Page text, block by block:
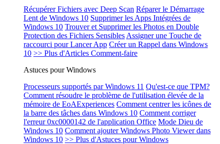
Récupérer Fichiers avec Deep Scan Réparer le Démarrage
Lent de Windows 10 Supprimer les Apps Intégrées de
Windows 10 Trouver et Supprimer les Photos en Double
Protection des Fichiers Sensibles Assigner une Touche de
raccourci pour Lancer App Créer un Rappel dans Windows
10 >> Plus d'Articles Comment-faire
Astuces pour Windows
Processeurs supportés par Windows 11 Qu'est-ce que TPM?
Comment résoudre le problème de l'utilisation élevée de la
mémoire de EoAExperiences Comment centrer les icônes de
la barre des tâches dans Windows 10 Comment corriger
l'erreur 0xc0000142 de l'application Office Mode Dieu de
Windows 10 Comment ajouter Windows Photo Viewer dans
Windows 10 >> Plus d'Astuces pour Windows